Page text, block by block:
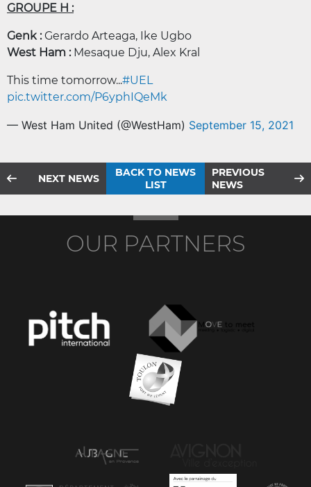
GROUPE H :
Genk :Gerardo Arteaga, Ike Ugbo
West Ham :Mesaque Dju, Alex Kral
This time tomorrow...#UEL
pic.twitter.com/P6yphIQeMk
— West Ham United (@WestHam) September 15, 2021
NEXT NEWS
BACK TO NEWS
LIST
PREVIOUS
NEWS
OUR PARTNERS